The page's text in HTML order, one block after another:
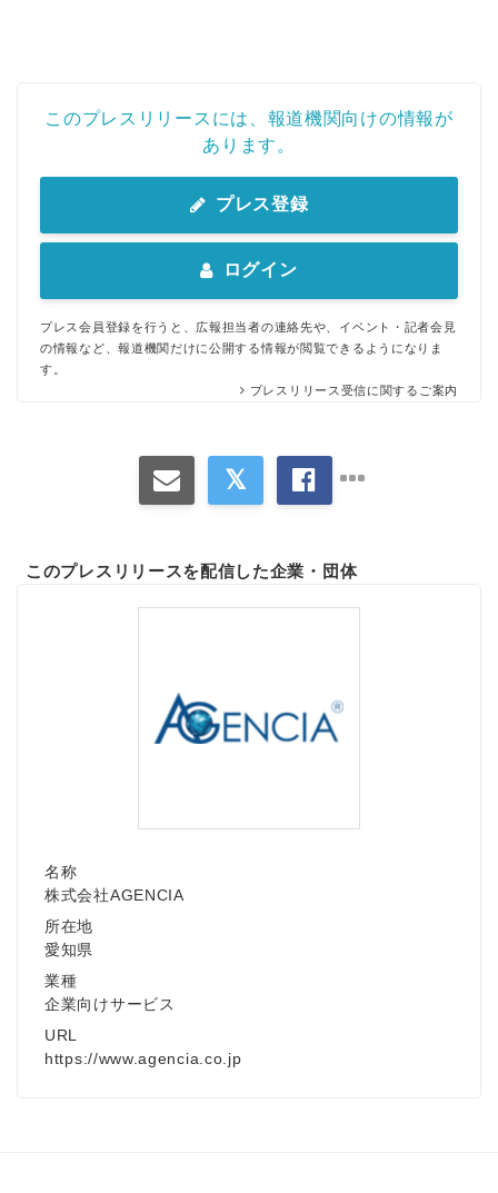
このプレスリリースには、報道機関向けの情報が
あります。
プレス登録
ログイン
プレス会員登録を行うと、広報担当者の連絡先や、イベント・記者会見
の情報など、報道機関だけに公開する情報が閲覧できるようになりま
す。
プレスリリース受信に関するご案内
このプレスリリースを配信した企業・団体
名称
株式会社AGENCIA
所在地
愛知県
業種
企業向けサービス
URL
https://www.agencia.co.jp